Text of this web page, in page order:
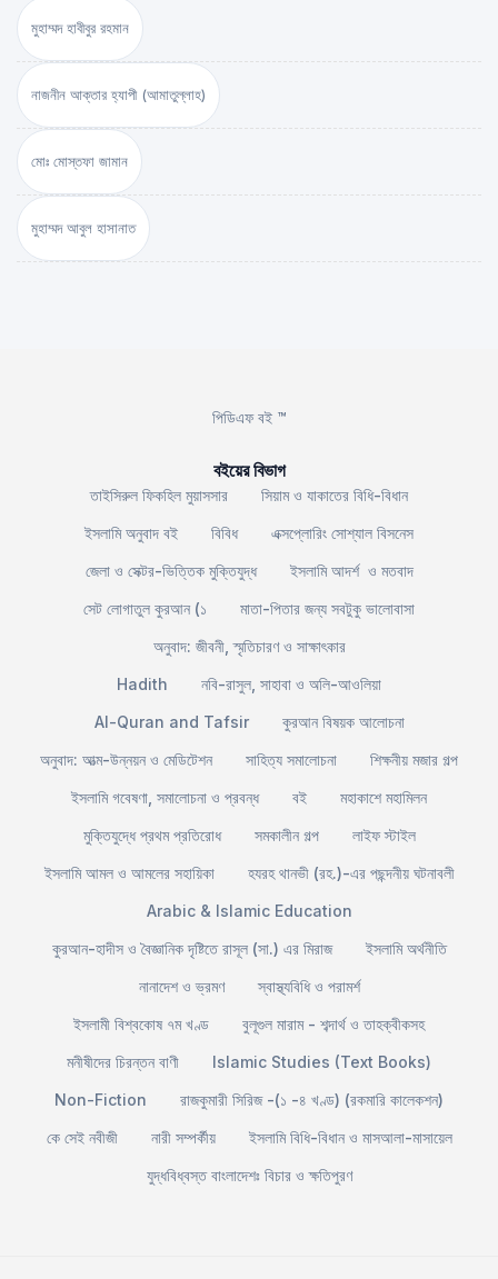
মুহাম্মদ হাবীবুর রহমান
নাজনীন আক্তার হ্যাপী (আমাতুল্লাহ)
মোঃ মোস্তফা জামান
মুহাম্মদ আবুল হাসানাত
পিডিএফ বই ™
বইয়ের বিভাগ
তাইসিরুল ফিকহিল মুয়াসসার
সিয়াম ও যাকাতের বিধি-বিধান
ইসলামি অনুবাদ বই
বিবিধ
এক্সপ্লোরিং সোশ্যাল বিসনেস
জেলা ও সেক্টর-ভিত্তিক মুক্তিযুদ্ধ
ইসলামি আদর্শ ও মতবাদ
সেট লোগাতুল কুরআন (১
মাতা-পিতার জন্য সবটুকু ভালোবাসা
অনুবাদ: জীবনী, স্মৃতিচারণ ও সাক্ষাৎকার
Hadith
নবি-রাসুল, সাহাবা ও অলি-আওলিয়া
Al-Quran and Tafsir
কুরআন বিষয়ক আলোচনা
অনুবাদ: আত্ম-উন্নয়ন ও মেডিটেশন
সাহিত্য সমালোচনা
শিক্ষনীয় মজার গল্প
ইসলামি গবেষণা, সমালোচনা ও প্রবন্ধ
বই
মহাকাশে মহামিলন
মুক্তিযুদ্ধে প্রথম প্রতিরোধ
সমকালীন গল্প
লাইফ স্টাইল
ইসলামি আমল ও আমলের সহায়িকা
হযরহ থানভী (রহ.)-এর পছন্দনীয় ঘটনাবলী
Arabic & Islamic Education
কুরআন-হাদীস ও বৈজ্ঞানিক দৃষ্টিতে রাসূল (সা.) এর মিরাজ
ইসলামি অর্থনীতি
নানাদেশ ও ভ্রমণ
স্বাস্থ্যবিধি ও পরামর্শ
ইসলামী বিশ্বকোষ ৭ম খণ্ড
বুলূগুল মারাম - শব্দার্থ ও তাহক্বীকসহ
মনীষীদের চিরন্তন বাণী
Islamic Studies (Text Books)
Non-Fiction
রাজকুমারী সিরিজ -(১ -৪ খণ্ড) (রকমারি কালেকশন)
কে সেই নবীজী
নারী সম্পর্কীয়
ইসলামি বিধি-বিধান ও মাসআলা-মাসায়েল
যুদ্ধবিধ্বস্ত বাংলাদেশঃ বিচার ও ক্ষতিপুরণ